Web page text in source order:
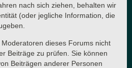
nach sich ziehen, behalten wir
(oder jegliche Information, die
dieses Forums nicht
Beiträge zu prüfen. Sie können
Beiträgen anderer Personen